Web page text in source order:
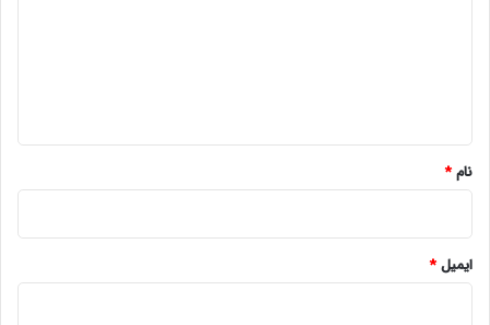
نام*
ایمیل*